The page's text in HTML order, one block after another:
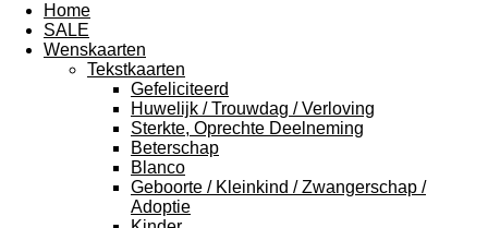
Home
SALE
Wenskaarten
Tekstkaarten
Gefeliciteerd
Huwelijk / Trouwdag / Verloving
Sterkte, Oprechte Deelneming
Beterschap
Blanco
Geboorte / Kleinkind / Zwangerschap /
Adoptie